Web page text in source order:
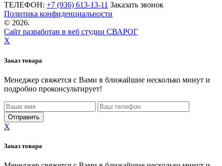
ТЕЛЕФОН: +7 (936) 613-13-11 Заказать звонок
Политика конфиденциальности
© 2026.
Сайт разработан в веб студии СВАРОГ
X
Заказ товара
Менеджер свяжется с Вами в ближайшие несколько минут и
подробно проконсультирует!
X
Заказ товара